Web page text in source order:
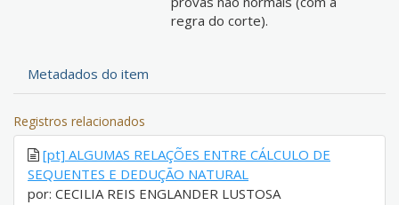
regra do corte).
Metadados do item
Registros relacionados
[pt] ALGUMAS RELAÇÕES ENTRE CÁLCULO DE
SEQUENTES E DEDUÇÃO NATURAL
por: CECILIA REIS ENGLANDER LUSTOSA